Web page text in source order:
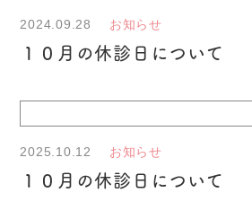
2024.09.28 お知らせ
１０月の休診日について
2025.10.12 お知らせ
１０月の休診日について